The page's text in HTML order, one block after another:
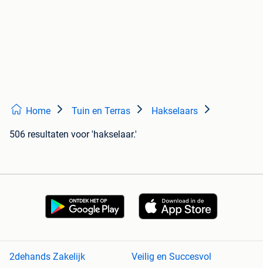
Home Tuin en Terras Hakselaars
506 resultaten voor 'hakselaar.'
2dehands Zakelijk Veilig en Succesvol